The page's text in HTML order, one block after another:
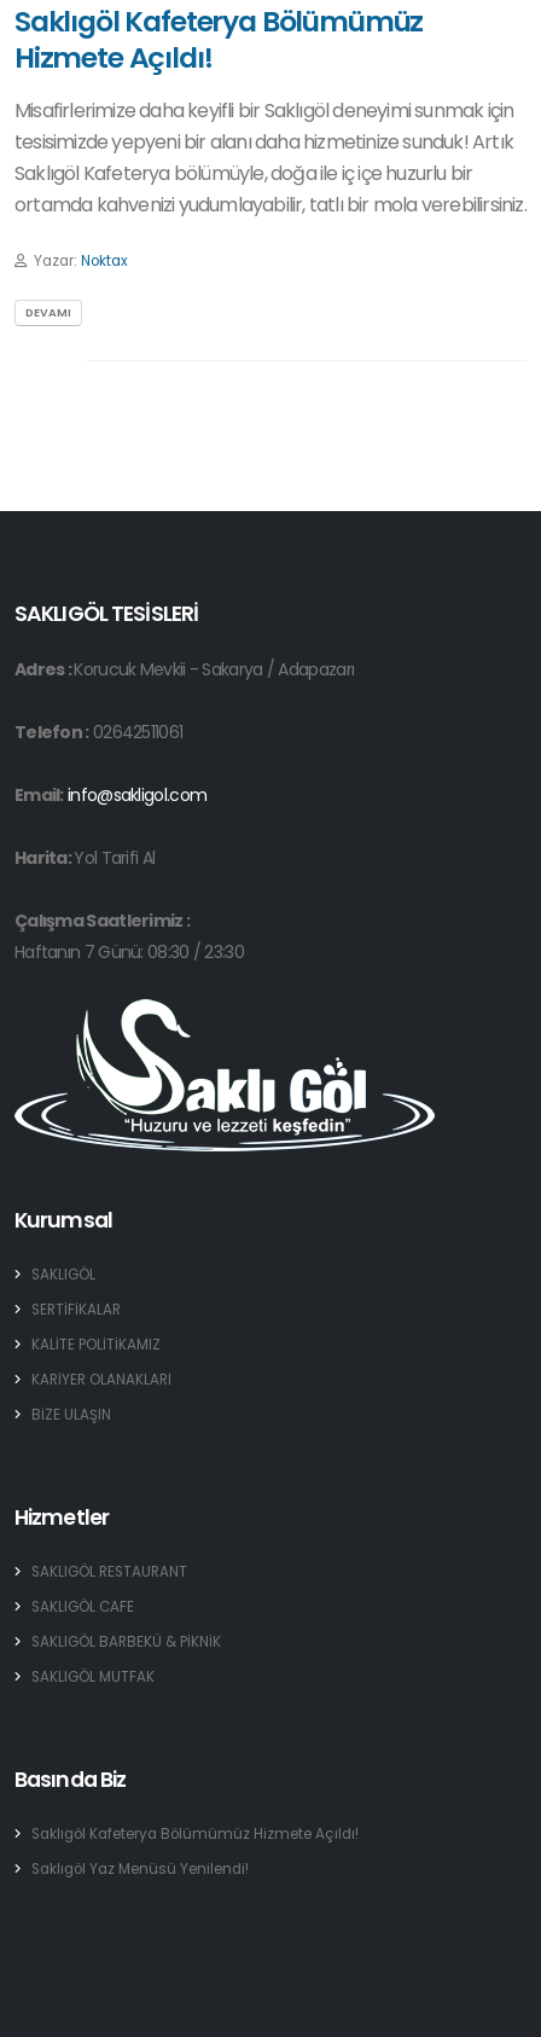
Saklıgöl Kafeterya Bölümümüz
Hizmete Açıldı!
Misafirlerimize daha keyifli bir Saklıgöl deneyimi sunmak için
tesisimizde yepyeni bir alanı daha hizmetinize sunduk! Artık
Saklıgöl Kafeterya bölümüyle, doğa ile iç içe huzurlu bir
ortamda kahvenizi yudumlayabilir, tatlı bir mola verebilirsiniz.
Yazar: Noktax
DEVAMI
SAKLIGÖL TESİSLERİ
Adres :Korucuk Mevkii - Sakarya / Adapazarı
Telefon : 02642511061
Email: info@sakligol.com
Harita:Yol Tarifi Al
Çalışma Saatlerimiz :
Haftanın 7 Günü: 08:30 / 23:30
Kurumsal
SAKLIGÖL
SERTİFİKALAR
KALİTE POLİTİKAMIZ
KARİYER OLANAKLARI
BİZE ULAŞIN
Hizmetler
SAKLIGÖL RESTAURANT
SAKLIGÖL CAFE
SAKLIGÖL BARBEKÜ & PİKNİK
SAKLIGÖL MUTFAK
Basında Biz
Saklıgöl Kafeterya Bölümümüz Hizmete Açıldı!
Saklıgöl Yaz Menüsü Yenilendi!